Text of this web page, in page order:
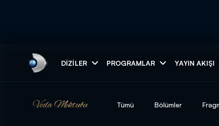
DIZILER PROGRAMLAR YAYIN AKIŞI
Tümü Bölümler